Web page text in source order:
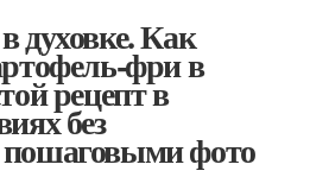
Как
фри в
рецепт в
без
фото